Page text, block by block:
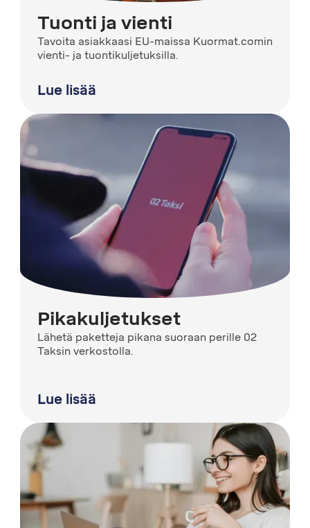
Tuonti ja vienti
Tavoita asiakkaasi EU-maissa Kuormat.comin
vienti- ja tuontikuljetuksilla.
Lue lisää
Pikakuljetukset
Lähetä paketteja pikana suoraan perille 02
Taksin verkostolla.
Lue lisää